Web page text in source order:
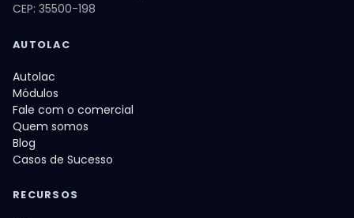
CEP: 35500-198
AUTOLAC
Autolac
Módulos
Fale com o comercial
Quem somos
Blog
Casos de Sucesso
RECURSOS